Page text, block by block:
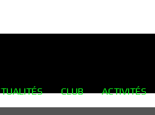
CLUB ACTIVITÉS